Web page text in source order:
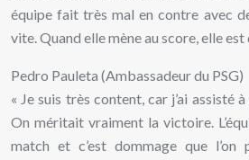
équipe fait très mal en contre avec
vite. Quand elle mène au score, elle
Pedro Pauleta (Ambassadeur du PSG)
« Je suis très content, car j’ai assisté
On méritait vraiment la victoire.
match et c’est dommage que